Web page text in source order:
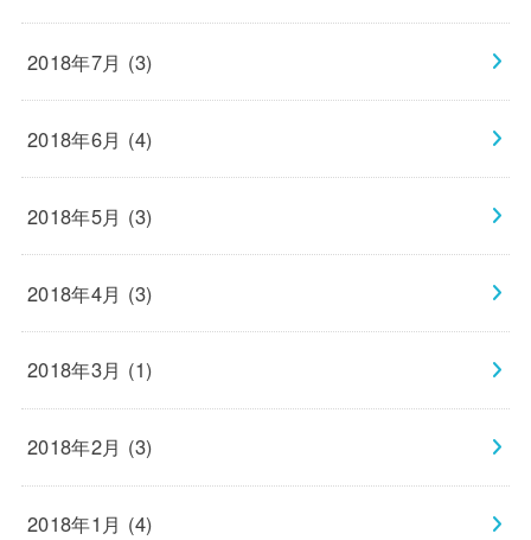
2018年7月 (3)
2018年6月 (4)
2018年5月 (3)
2018年4月 (3)
2018年3月 (1)
2018年2月 (3)
2018年1月 (4)